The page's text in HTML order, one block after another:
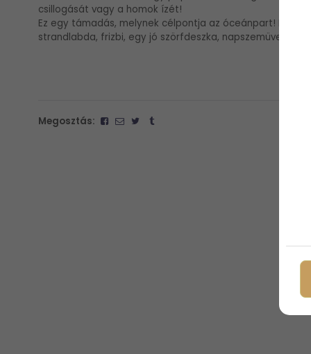
csillogását vagy a homok ízét!
Ez egy támadás, melynek célpontja az óceánpart!
strandlabda, frizbi, egy jó szörfdeszka, napszemüveg és
Megosztás: